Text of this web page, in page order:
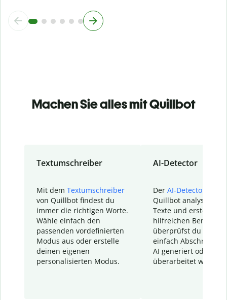
Machen Sie alles mit Quillbot
Textumschreiber
Mit dem Textumschreiber
von Quillbot findest du
immer die richtigen Worte.
Wähle einfach den
passenden vordefinierten
Modus aus oder erstelle
deinen eigenen
personalisierten Modus.
AI-Detector
Der AI-Detector
Quillbot analysiert
Texte und erstellt
hilfreichen Bericht.
überprüfst du
einfach Abschnitte,
AI generiert oder
überarbeitet wurden.